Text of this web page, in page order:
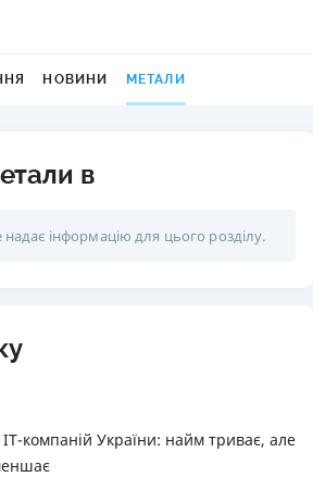
НОВИНИ МЕТАЛИ
в
надає інформацію для цього розділу.
компаній України: найм триває, але